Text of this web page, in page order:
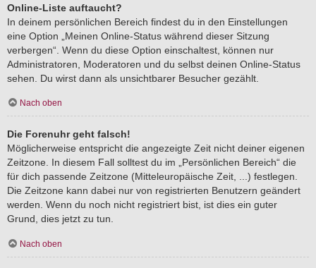
Online-Liste auftaucht?
In deinem persönlichen Bereich findest du in den Einstellungen
eine Option „Meinen Online-Status während dieser Sitzung
verbergen“. Wenn du diese Option einschaltest, können nur
Administratoren, Moderatoren und du selbst deinen Online-Status
sehen. Du wirst dann als unsichtbarer Besucher gezählt.
Nach oben
Die Forenuhr geht falsch!
Möglicherweise entspricht die angezeigte Zeit nicht deiner eigenen
Zeitzone. In diesem Fall solltest du im „Persönlichen Bereich“ die
für dich passende Zeitzone (Mitteleuropäische Zeit, ...) festlegen.
Die Zeitzone kann dabei nur von registrierten Benutzern geändert
werden. Wenn du noch nicht registriert bist, ist dies ein guter
Grund, dies jetzt zu tun.
Nach oben